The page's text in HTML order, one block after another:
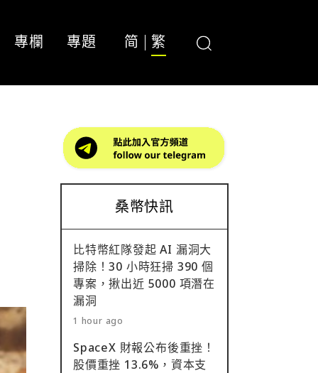
專欄 專題 简 繁
桑幣快訊
比特幣紅隊發起 AI 漏洞大
掃除！30 小時狂掃 390 個
專案，揪出近 5000 項潛在
漏洞
1 hour ago
SpaceX 財報公布後重挫！
股價重挫 13.6%，資本支